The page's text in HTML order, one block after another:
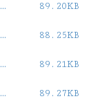
89.20KB
88.25KB
89.21KB
89.27KB